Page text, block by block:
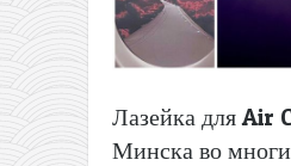
Лазейка для Air
Минска во